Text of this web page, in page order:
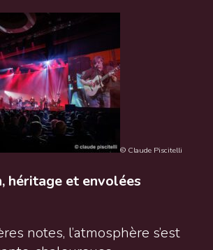
© Claude Piscitelli
héritage et envolées
notes, l’atmosphère s’est